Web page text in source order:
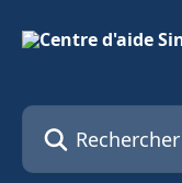
Rechercher un